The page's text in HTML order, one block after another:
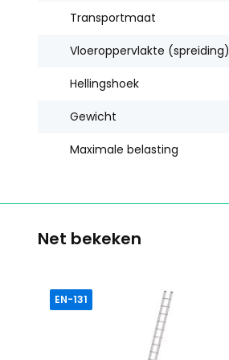
Transportmaat
Vloeroppervlakte (spreiding)
Hellingshoek
Gewicht
Maximale belasting
Net bekeken
EN-131